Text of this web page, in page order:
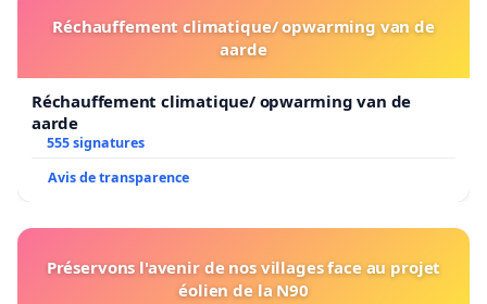
Réchauffement climatique/ opwarming van de
aarde
Réchauffement climatique/ opwarming van de
aarde
555 signatures
Avis de transparence
Préservons l'avenir de nos villages face au projet
éolien de la N90